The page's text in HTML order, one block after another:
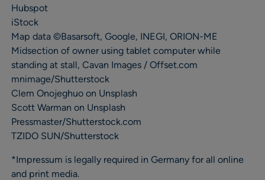
Hubspot
iStock
Map data ©Basarsoft, Google, INEGI, ORION-ME
Midsection of owner using tablet computer while
standing at stall, Cavan Images / Offset.com
mnimage/Shutterstock
Clem Onojeghuo on Unsplash
Scott Warman on Unsplash
Pressmaster/Shutterstock.com
TZIDO SUN/Shutterstock
*Impressum is legally required in Germany for all online
and print media.